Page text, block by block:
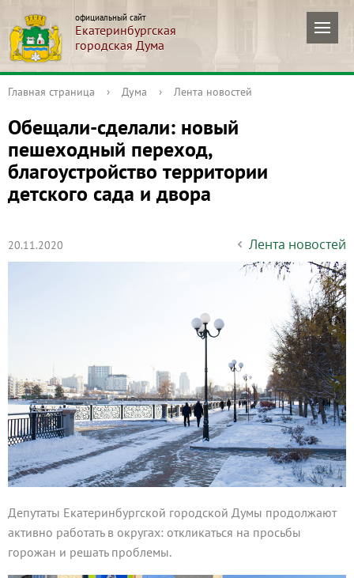
официальный сайт
Екатеринбургская
городская Дума
Главная страница › Дума › Лента новостей
Обещали-сделали: новый
пешеходный переход,
благоустройство территории
детского сада и двора
20.11.2020 Лента новостей
Депутаты Екатеринбургской городской Думы продолжают
активно работать в округах: откликаться на просьбы
горожан и решать проблемы.